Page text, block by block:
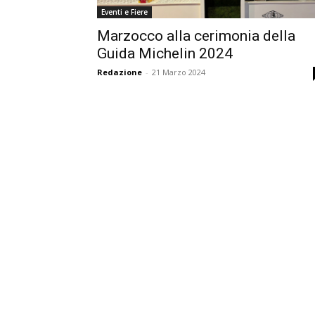
Eventi e Fiere
Marzocco alla cerimonia della
Guida Michelin 2024
Redazione - 21 Marzo 2024